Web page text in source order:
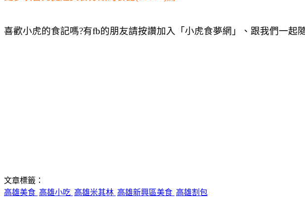
喜歡小虎的食記嗎?有fb的朋友請按讚加入「小虎食夢網」、跟我們一起
文章標籤：
高雄美食 高雄小吃 高雄米其林 高雄新興區美食 高雄割包